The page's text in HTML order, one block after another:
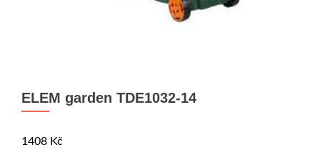
ELEM garden TDE1032-14
1408 Kč